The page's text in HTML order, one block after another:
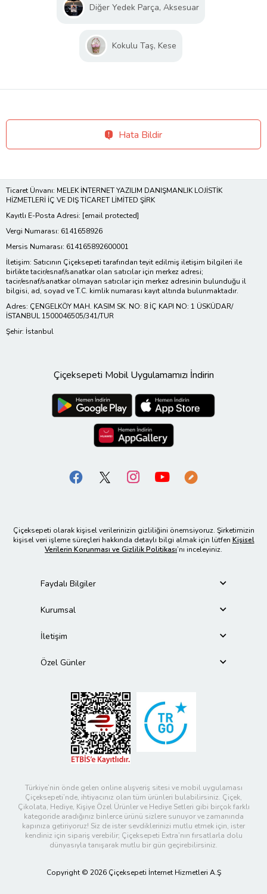
Diğer Yedek Parça, Aksesuar
Kokulu Taş, Kese
Hata Bildir
Ticaret Ünvanı: MELEK İNTERNET YAZILIM DANIŞMANLIK LOJİSTİK
HİZMETLERİ İÇ VE DIŞ TİCARET LİMİTED ŞİRK
Kayıtlı E-Posta Adresi: [email protected]
Vergi Numarası: 6141658926
Mersis Numarası: 614165892600001
İletişim: Satıcının Çiçeksepeti tarafından teyit edilmiş iletişim bilgileri ile
birlikte tacir/esnaf/sanatkar olan satıcılar için merkez adresi;
tacir/esnaf/sanatkar olmayan satıcılar için merkez adresinin bulunduğu il
bilgisi, ad, soyad ve T.C. kimlik numarası kayıt altında bulunmaktadır.
Adres: ÇENGELKÖY MAH. KASIM SK. NO: 8 İÇ KAPI NO: 1 ÜSKÜDAR/
İSTANBUL 1500046505/341/TUR
Şehir: İstanbul
Çiçeksepeti Mobil Uygulamamızı İndirin
Çiçeksepeti olarak kişisel verilerinizin gizliliğini önemsiyoruz. Şirketimizin
kişisel veri işleme süreçleri hakkında detaylı bilgi almak için lütfen Kişisel
Verilerin Korunması ve Gizlilik Politikası’nı inceleyiniz.
Faydalı Bilgiler
Kurumsal
İletişim
Özel Günler
Türkiye’nin önde gelen online alışveriş sitesi ve mobil uygulaması
Çiçeksepeti’nde, ihtiyacınız olan tüm ürünleri bulabilirsiniz. Çiçek,
Çikolata, Hediye, Kişiye Özel Ürünler ve Hediye Setleri gibi birçok farklı
kategoride aradığınız binlerce ürünü sizlere sunuyor ve zamanında
kapınıza getiriyoruz! Siz de ister sevdiklerinizi mutlu etmek için, ister
kendiniz için sipariş verebilir; Çiçeksepeti Extra’nın fırsatlarla dolu
dünyasıyla tanışarak mutlu bir gün geçirebilirsiniz.
Copyright © 2026 Çiçeksepeti İnternet Hizmetleri A.Ş